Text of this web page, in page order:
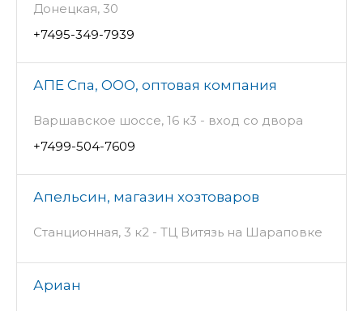
Донецкая, 30
+7495-349-7939
АПЕ Спа, ООО, оптовая компания
Варшавское шоссе, 16 к3 - вход со двора
+7499-504-7609
Апельсин, магазин хозтоваров
Станционная, 3 к2 - ТЦ Витязь на Шараповке
Ариан